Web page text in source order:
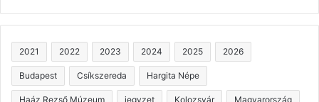
2021 2022 2023 2024 2025 2026
Budapest Csíkszereda Hargita Népe
Haáz Rezső Múzeum jegyzet Kolozsvár Magyarország